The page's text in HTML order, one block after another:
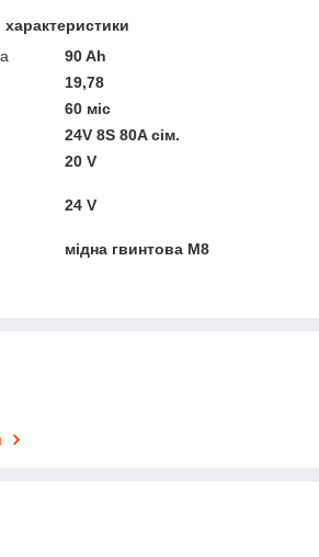
90 Ah
19,78
60 міс
24V 8S 80A сім.
20 V
24 V
мідна гвинтова М8